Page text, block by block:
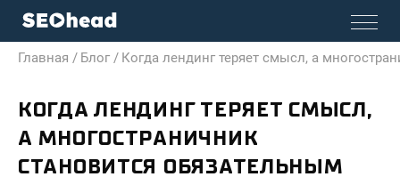
Главная / Блог / Когда лендинг теряет смысл, а
КОГДА ЛЕНДИНГ ТЕРЯЕТ СМЫСЛ,
А МНОГОСТРАНИЧНИК
СТАНОВИТСЯ ОБЯЗАТЕЛЬНЫМ